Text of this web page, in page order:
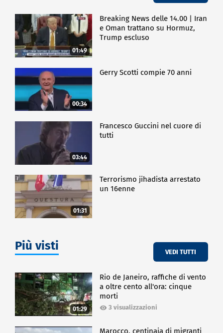
01:49
Breaking News delle 14.00 | Iran
e Oman trattano su Hormuz,
Trump escluso
00:34
Gerry Scotti compie 70 anni
03:44
Francesco Guccini nel cuore di
tutti
01:31
Terrorismo jihadista arrestato
un 16enne
Più visti VEDI TUTTI
01:29
Rio de Janeiro, raffiche di vento
a oltre cento all'ora: cinque
morti
3 visualizzazioni
Marocco, centinaia di migranti